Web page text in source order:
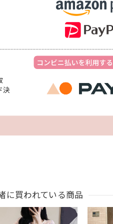
に買われている商品